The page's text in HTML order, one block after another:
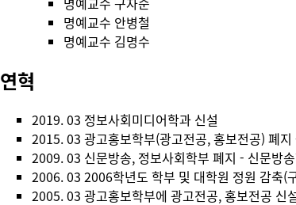
명예교수 안병철
명예교수 김명수
연혁
2019. 03 정보사회미디어학과 신설
2015. 03 광고홍보학부(광고전공, 홍보전공) 폐
2009. 03 신문방송, 정보사회학부 폐지 - 신문방
2006. 03 2006학년도 학부 및 대학원 정원 감축(
2005. 03 광고홍보학부에 광고전공, 홍보전공 신